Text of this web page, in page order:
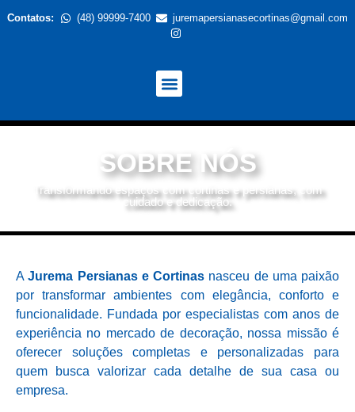
Contatos: (48) 99999-7400 juremapersianasecortinas@gmail.com
SOBRE NÓS
Transformando espaços com cortinas e persianas, com
cuidado e dedicação.
AJurema Persianas e Cortinas nasceu de uma paixão
por transformar ambientes com elegância, conforto e
funcionalidade. Fundada por especialistas com anos de
experiência no mercado de decoração, nossa missão é
oferecer soluções completas e personalizadas para
quem busca valorizar cada detalhe de sua casa ou
empresa.